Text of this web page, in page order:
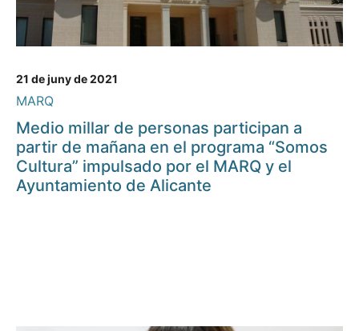
21 de juny de 2021
MARQ
Medio millar de personas participan a
partir de mañana en el programa “Somos
Cultura” impulsado por el MARQ y el
Ayuntamiento de Alicante